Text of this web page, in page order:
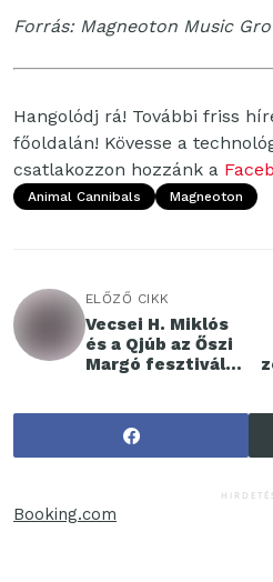
Forrás: Magneoton Music
Hangolódj rá! További friss
főoldalán! Kövesse a
csatlakozzon hozzánk a
Animal Cannibals Magneoton
ELŐZŐ CIKK
Vecsei H. Miklós
és a Qjúb az Őszi
Margó fesztiválon
Booking.com